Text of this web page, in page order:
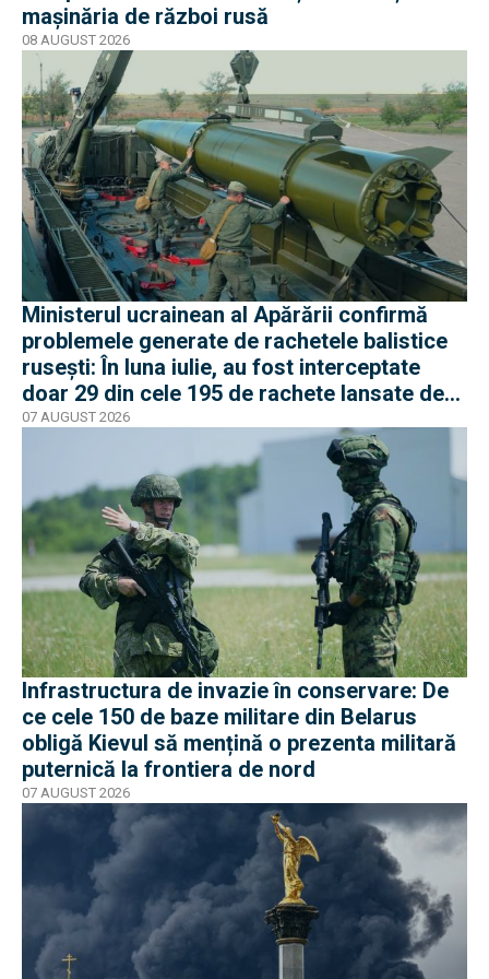
mașinăria de război rusă
08 AUGUST 2026
Ministerul ucrainean al Apărării confirmă
problemele generate de rachetele balistice
rusești: În luna iulie, au fost interceptate
doar 29 din cele 195 de rachete lansate de
armata rusă
07 AUGUST 2026
Infrastructura de invazie în conservare: De
ce cele 150 de baze militare din Belarus
obligă Kievul să mențină o prezenta militară
puternică la frontiera de nord
07 AUGUST 2026